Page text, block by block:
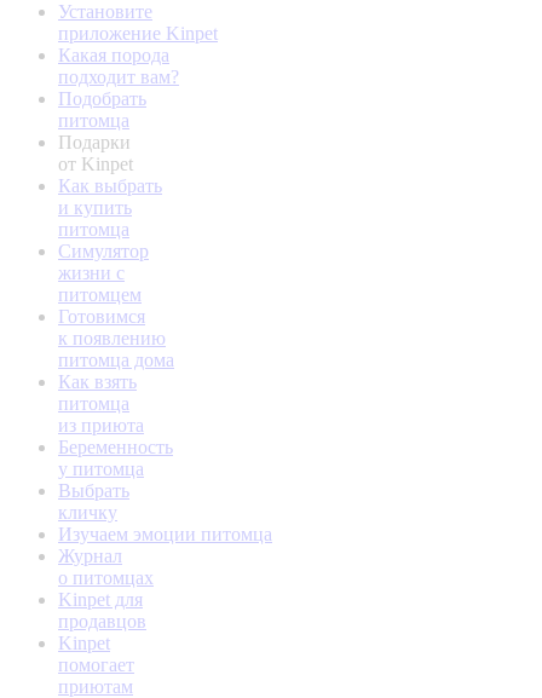
Установите
приложение Kinpet
Какая порода
подходит вам?
Подобрать
питомца
Подарки
от Kinpet
Как выбрать
и купить
питомца
Симулятор
жизни с
питомцем
Готовимся
к появлению
питомца дома
Как взять
питомца
из приюта
Беременность
у питомца
Выбрать
кличку
Изучаем эмоции питомца
Журнал
о питомцах
Kinpet для
продавцов
Kinpet
помогает
приютам